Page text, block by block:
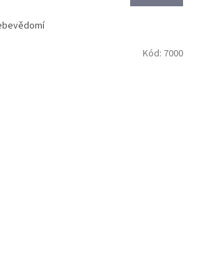
Kód: 7000